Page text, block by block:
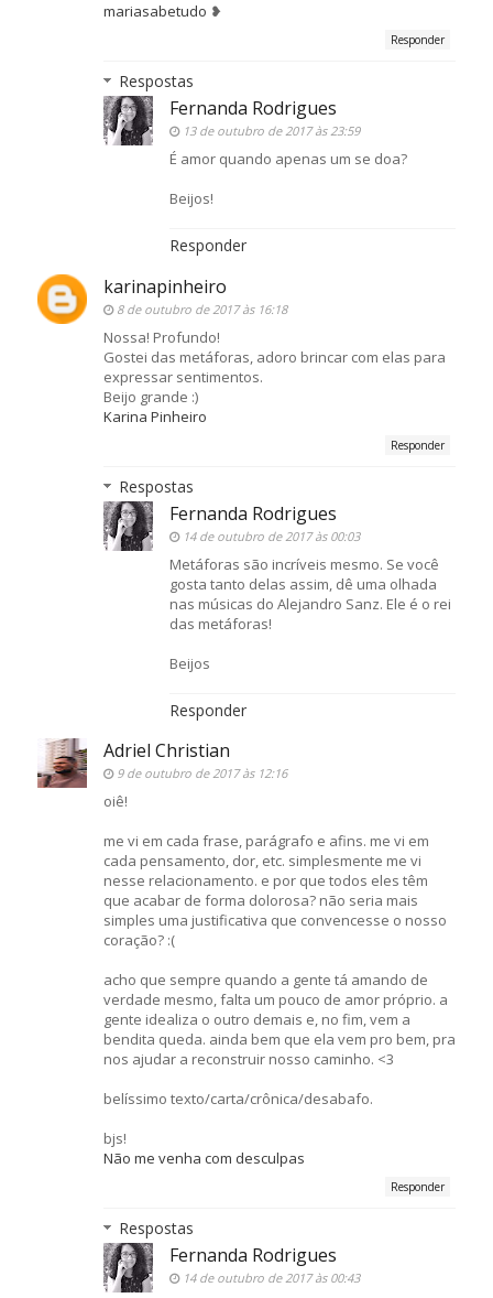
mariasabetudo ❥
Responder
Respostas
Fernanda Rodrigues
13 de outubro de 2017 às 23:59
É amor quando apenas um se doa?
Beijos!
Responder
karinapinheiro
8 de outubro de 2017 às 16:18
Nossa! Profundo!
Gostei das metáforas, adoro brincar com elas para
expressar sentimentos.
Beijo grande :)
Karina Pinheiro
Responder
Respostas
Fernanda Rodrigues
14 de outubro de 2017 às 00:03
Metáforas são incríveis mesmo. Se você
gosta tanto delas assim, dê uma olhada
nas músicas do Alejandro Sanz. Ele é o rei
das metáforas!
Beijos
Responder
Adriel Christian
9 de outubro de 2017 às 12:16
oiê!
me vi em cada frase, parágrafo e afins. me vi em
cada pensamento, dor, etc. simplesmente me vi
nesse relacionamento. e por que todos eles têm
que acabar de forma dolorosa? não seria mais
simples uma justificativa que convencesse o nosso
coração? :(
acho que sempre quando a gente tá amando de
verdade mesmo, falta um pouco de amor próprio. a
gente idealiza o outro demais e, no fim, vem a
bendita queda. ainda bem que ela vem pro bem, pra
nos ajudar a reconstruir nosso caminho. <3
belíssimo texto/carta/crônica/desabafo.
bjs!
Não me venha com desculpas
Responder
Respostas
Fernanda Rodrigues
14 de outubro de 2017 às 00:43